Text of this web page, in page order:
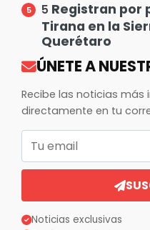
5 Registran por
Tirana en la
Querétaro
ÚNETE A
Recibe las noticias
directamente en tu
Correo electrónico
Noticias exclusivas